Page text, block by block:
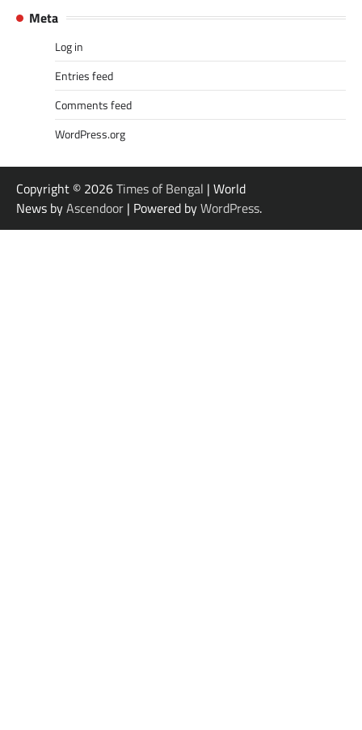
Meta
Log in
Entries feed
Comments feed
WordPress.org
Copyright © 2026Times of Bengal | World
News byAscendoor | Powered byWordPress.